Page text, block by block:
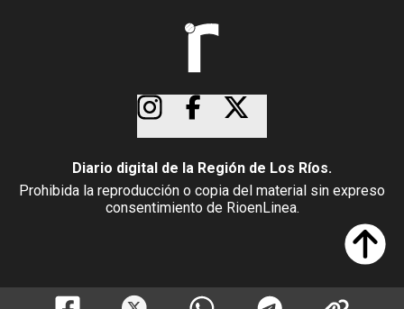
Diario digital de la Región de Los Ríos.
Prohibida la reproducción o copia del material sin expreso
consentimiento de RioenLinea.